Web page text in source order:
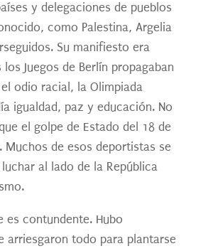
y delegaciones de pueblos
como Palestina, Argelia
Su manifiesto era
Juegos de Berlín propagaban
odio racial, la Olimpiada
igualdad, paz y educación. No
el golpe de Estado del 18 de
Muchos de esos deportistas se
al lado de la República
es contundente. Hubo
arriesgaron todo para plantarse